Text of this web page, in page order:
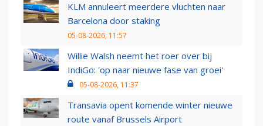
KLM annuleert meerdere vluchten naar
Barcelona door staking
05-08-2026, 11:57
Willie Walsh neemt het roer over bij
IndiGo: 'op naar nieuwe fase van groei'
05-08-2026, 11:37
Transavia opent komende winter nieuwe
route vanaf Brussels Airport